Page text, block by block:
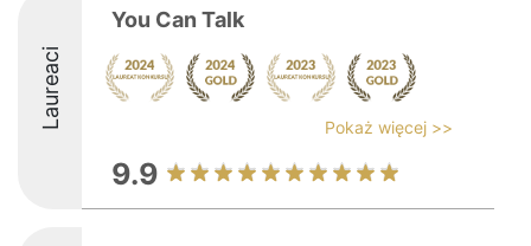
Laureaci
You Can Talk
Pokaż więcej >>
9.9